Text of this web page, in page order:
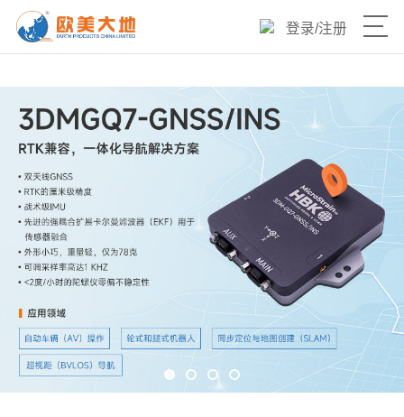
登录/注册
热销爆品
新品速递
优选产品
欧美大地官网